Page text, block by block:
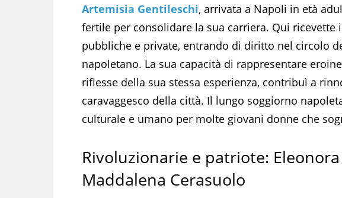
Artemisia Gentileschi, arrivata a Napoli in età
fertile per consolidare la sua carriera. Qui
pubbliche e private, entrando di diritto nel circolo
napoletano. La sua capacità di rappresentare
riflesse della sua stessa esperienza, contribuì a
caravaggesco della città. Il lungo soggiorno
culturale e umano per molte giovani donne che
Rivoluzionarie e patriote:
Maddalena Cerasuolo